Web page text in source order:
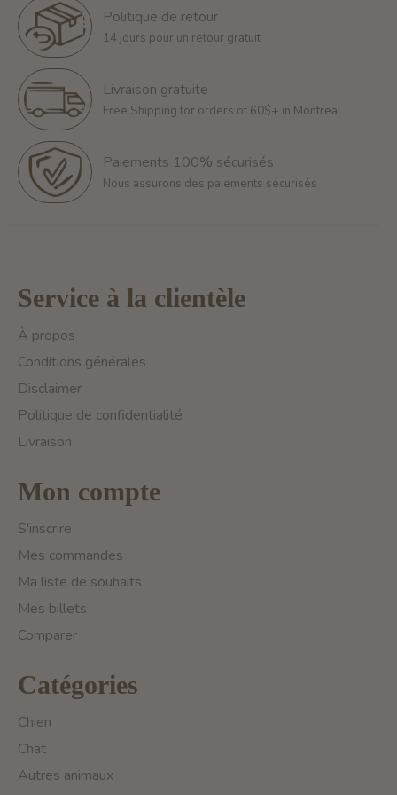
Politique de retour
14 jours pour un retour gratuit
Livraison gratuite
Free Shipping for orders of 60$+ in Montreal
Paiements 100% sécurisés
Nous assurons des paiements sécurisés
Service à la clientèle
À propos
Conditions générales
Disclaimer
Politique de confidentialité
Livraison
Mon compte
S'inscrire
Mes commandes
Ma liste de souhaits
Mes billets
Comparer
Catégories
Chien
Chat
Autres animaux